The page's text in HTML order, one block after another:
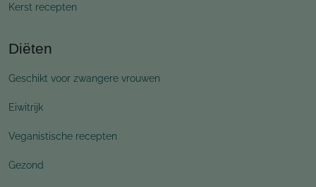
Kerst recepten
Diëten
Geschikt voor zwangere vrouwen
Eiwitrijk
Veganistische recepten
Gezond